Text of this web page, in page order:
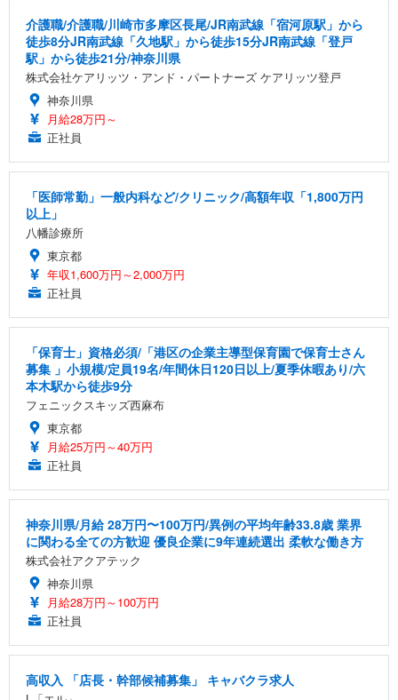
介護職/介護職/川崎市多摩区長尾/JR南武線「宿河原駅」から
徒歩8分JR南武線「久地駅」から徒歩15分JR南武線「登戸
駅」から徒歩21分/神奈川県
株式会社ケアリッツ・アンド・パートナーズ ケアリッツ登戸
神奈川県
月給28万円～
正社員
「医師常勤」一般内科など/クリニック/高額年収「1,800万円
以上」
八幡診療所
東京都
年収1,600万円～2,000万円
正社員
「保育士」資格必須/「港区の企業主導型保育園で保育士さん
募集 」小規模/定員19名/年間休日120日以上/夏季休暇あり/六
本木駅から徒歩9分
フェニックスキッズ西麻布
東京都
月給25万円～40万円
正社員
神奈川県/月給 28万円〜100万円/異例の平均年齢33.8歳 業界
に関わる全ての方歓迎 優良企業に9年連続選出 柔軟な働き方
株式会社アクアテック
神奈川県
月給28万円～100万円
正社員
高収入 「店長・幹部候補募集」 キャバクラ求人